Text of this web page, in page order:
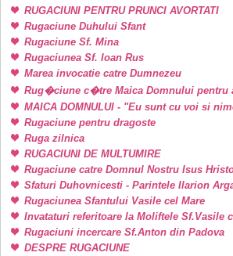
RUGACIUNI PENTRU PRUNCI AVORTATI
Rugaciune Duhului Sfant
Rugaciune Sf. Mina
Rugaciunea Sf. Ioan Rus
Marea invocatie catre Dumnezeu
Rug�ciune c�tre Maica Domnului pentru
MAICA DOMNULUI - "Eu sunt cu voi si
Rugaciune pentru dragoste
Ruga zilnica
RUGACIUNI DE MULTUMIRE
Rugaciune catre Domnul Nostru Isus
Sfaturi Duhovnicesti - Parintele Ilarion
Rugaciunea Sfantului Vasile cel Mare
Invataturi referitoare la Moliftele Sf.Vasile
Rugaciuni incercare Sf.Anton din Padova
DESPRE RUGACIUNE